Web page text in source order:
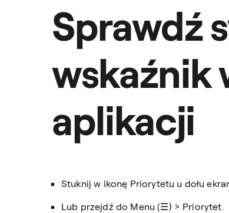
Sprawdź
wskaźnik
aplikacji
Stuknij w ikonę Priorytetu u dołu
Lub przejdź do Menu (☰) > Priorytet.